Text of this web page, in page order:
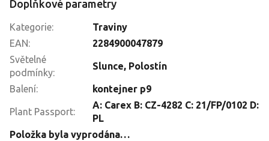
Doplňkové parametry
Kategorie:
Traviny
EAN:
2284900047879
Světelné
podmínky:
Slunce, Polostín
Balení: kontejner p9
Plant Passport:
A: Carex B: CZ-4282 C: 21/FP/0102 D:
PL
Položka byla vyprodána…